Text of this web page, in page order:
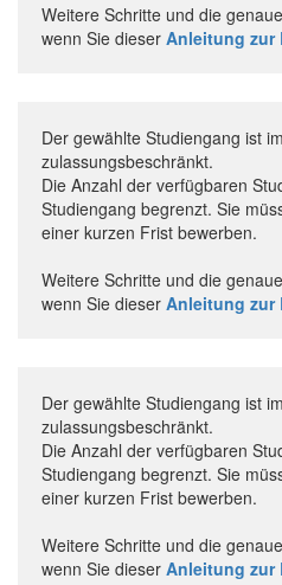
Weitere Schritte und die
wenn Sie dieser Anleitung zur
Der gewählte Studiengang ist
zulassungsbeschränkt.
Die Anzahl der verfügbaren
Studiengang begrenzt. Sie
einer kurzen Frist bewerben.
Weitere Schritte und die
wenn Sie dieser Anleitung zur
Der gewählte Studiengang ist
zulassungsbeschränkt.
Die Anzahl der verfügbaren
Studiengang begrenzt. Sie
einer kurzen Frist bewerben.
Weitere Schritte und die
wenn Sie dieser Anleitung zur